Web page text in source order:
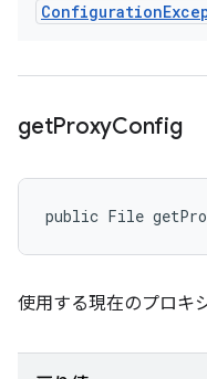
Configuration
getProxyConfig
public File
使用する現在のプロキ